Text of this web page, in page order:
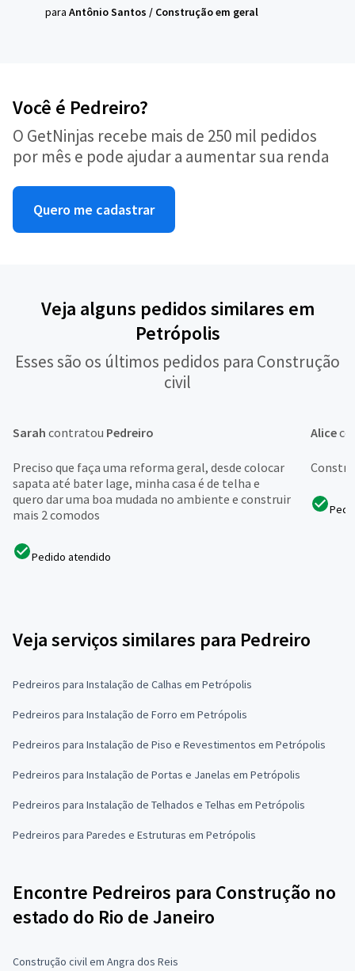
para Antônio Santos / Construção em geral
Você é Pedreiro?
O GetNinjas recebe mais de 250 mil pedidos
por mês e pode ajudar a aumentar sua renda
Quero me cadastrar
Veja alguns pedidos similares em
Petrópolis
Esses são os últimos pedidos para Construção
civil
Sarah contratou Pedreiro
Preciso que faça uma reforma geral, desde colocar
sapata até bater lage, minha casa é de telha e
quero dar uma boa mudada no ambiente e construir
mais 2 comodos
Pedido atendido
Alice
Veja serviços similares para Pedreiro
Pedreiros para Instalação de Calhas em Petrópolis
Pedreiros para Instalação de Forro em Petrópolis
Pedreiros para Instalação de Piso e Revestimentos em Petrópolis
Pedreiros para Instalação de Portas e Janelas em Petrópolis
Pedreiros para Instalação de Telhados e Telhas em Petrópolis
Pedreiros para Paredes e Estruturas em Petrópolis
Encontre Pedreiros para Construção no
estado do Rio de Janeiro
Construção civil em Angra dos Reis